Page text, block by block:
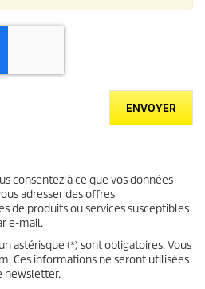
ENVOYER
consentez à ce que vos données
adresser des offres
de produits ou services susceptibles
e-mail.
astérisque (*) sont obligatoires. Vous
Ces informations ne seront utilisées
newsletter.